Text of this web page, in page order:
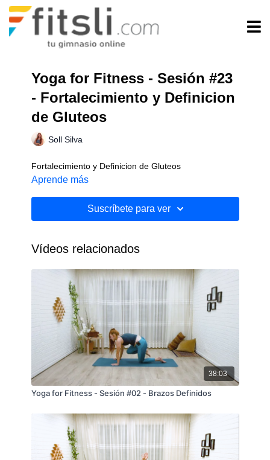
Yoga for Fitness - Sesión #23
- Fortalecimiento y Definicion
de Gluteos
Soll Silva
Fortalecimiento y Definicion de Gluteos
Aprende más
Suscríbete para ver
Vídeos relacionados
38:03
Yoga for Fitness - Sesión #02 - Brazos Definidos